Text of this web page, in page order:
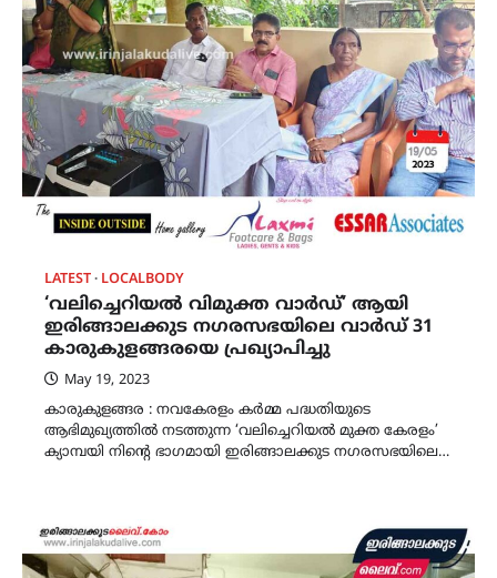
LATEST LOCALBODY
‘വലിച്ചെറിയൽ വിമുക്ത വാർഡ്’ ആയി
ഇരിങ്ങാലക്കുട നഗരസഭയിലെ വാർഡ് 31
കാരുകുളങ്ങരയെ പ്രഖ്യാപിച്ചു
May 19, 2023
കാരുകുളങ്ങര : നവകേരളം കര്‍മ്മ പദ്ധതിയുടെ
ആഭിമുഖ്യത്തില്‍ നടത്തുന്ന ‘വലിച്ചെറിയല്‍ മുക്ത കേരളം’
ക്യാമ്പയി നിന്റെ ഭാഗമായി ഇരിങ്ങാലക്കുട നഗരസഭയിലെ…